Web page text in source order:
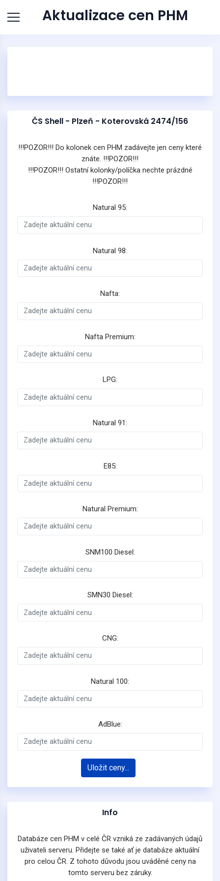
Aktualizace cen PHM
ČS Shell - Plzeň - Koterovská 2474/156
!!!POZOR!!! Do kolonek cen PHM zadávejte jen ceny které
znáte. !!!POZOR!!!
!!!POZOR!!! Ostatní kolonky/políčka nechte prázdné
!!!POZOR!!!
Natural 95:
Natural 98:
Nafta:
Nafta Premium:
LPG:
Natural 91:
E85:
Natural Premium:
SNM100 Diesel:
SMN30 Diesel:
CNG:
Natural 100:
AdBlue:
Uložit ceny...
Info
Databáze cen PHM v celé ČR vzniká ze zadávaných údajů
uživateli serveru. Přidejte se také ať je databáze aktuální
pro celou ČR. Z tohoto důvodu jsou uváděné ceny na
tomto serveru bez záruky.